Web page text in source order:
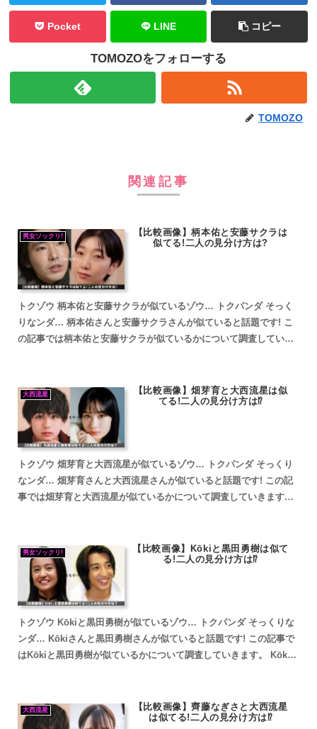
Pocket LINE コピー
TOMOZOをフォローする
TOMOZO
関連記事
男女ソックリ!
【比較画像】柄本佑と安藤サクラは
似てる!二人の見分け方は?
トクゾウ 柄本佑と安藤サクラが似ているゾウ… トクパンダ そっく
りなンダ… 柄本佑さんと安藤サクラさんが似ていると話題です! こ
の記事では柄本佑と安藤サクラが似ているかについて調査していき
大西流星
【比較画像】畑芽育と大西流星は似
てる!二人の見分け方は⁉
トクゾウ 畑芽育と大西流星が似ているゾウ… トクパンダ そっくり
なンダ… 畑芽育さんと大西流星さんが似ていると話題です! この記
事では畑芽育と大西流星が似ているかについて調査していきます。
男女ソックリ!
【比較画像】Kōkiと黒田勇樹は似て
る!二人の見分け方は⁉
トクゾウ Kōkiと黒田勇樹が似ているゾウ… トクパンダ そっくりな
ンダ… Kōkiさんと黒田勇樹さんが似ていると話題です! この記事で
はKōkiと黒田勇樹が似ているかについて調査していきます。 Kōki
大西流星
【比較画像】齊藤なぎさと大西流星
は似てる!二人の見分け方は⁉